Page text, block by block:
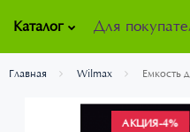
Каталог Для
Главная Wilmax Емкость
АКЦИЯ-4%